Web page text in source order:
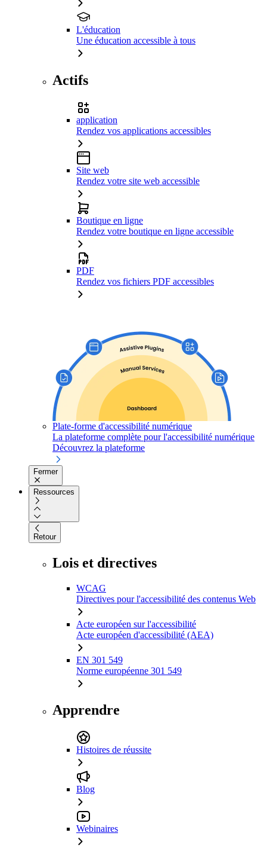
L'éducation
Une éducation accessible à tous
Actifs
application
Rendez vos applications accessibles
Site web
Rendez votre site web accessible
Boutique en ligne
Rendez votre boutique en ligne accessible
PDF
Rendez vos fichiers PDF accessibles
Plate-forme d'accessibilité numérique
La plateforme complète pour l'accessibilité numérique
Découvrez la plateforme
Fermer
Ressources
Retour
Lois et directives
WCAG
Directives pour l'accessibilité des contenus Web
Acte européen sur l'accessibilité
Acte européen d'accessibilité (AEA)
EN 301 549
Norme européenne 301 549
Apprendre
Histoires de réussite
Blog
Webinaires